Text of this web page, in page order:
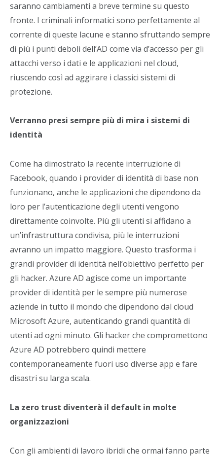
saranno cambiamenti a breve termine su questo
fronte. I criminali informatici sono perfettamente al
corrente di queste lacune e stanno sfruttando sempre
di più i punti deboli dell’AD come via d’accesso per gli
attacchi verso i dati e le applicazioni nel cloud,
riuscendo così ad aggirare i classici sistemi di
protezione.
Verranno presi sempre più di mira i sistemi di
identità
Come ha dimostrato la recente interruzione di
Facebook, quando i provider di identità di base non
funzionano, anche le applicazioni che dipendono da
loro per l’autenticazione degli utenti vengono
direttamente coinvolte. Più gli utenti si affidano a
un’infrastruttura condivisa, più le interruzioni
avranno un impatto maggiore. Questo trasforma i
grandi provider di identità nell’obiettivo perfetto per
gli hacker. Azure AD agisce come un importante
provider di identità per le sempre più numerose
aziende in tutto il mondo che dipendono dal cloud
Microsoft Azure, autenticando grandi quantità di
utenti ad ogni minuto. Gli hacker che compromettono
Azure AD potrebbero quindi mettere
contemporaneamente fuori uso diverse app e fare
disastri su larga scala.
La zero trust diventerà il default in molte
organizzazioni
Con gli ambienti di lavoro ibridi che ormai fanno parte